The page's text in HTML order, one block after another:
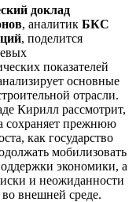
доклад
, аналитик БКС
, поделится
показателей
основные
отрасли.
Кирилл рассмотрит,
сохраняет прежнюю
как государство
мобилизовать
экономики, а
и неожиданности
внешней среде.